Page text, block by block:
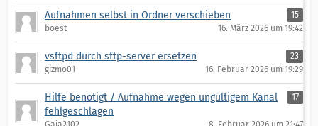
Aufnahmen selbst in Ordner verschieben
15
boest
16. März 2026 um 19:42
vsftpd durch sftp-server ersetzen
23
gizmo01
16. Februar 2026 um 19:29
Hilfe benötigt / Aufnahme wegen ungültigem Kanal
fehlgeschlagen
17